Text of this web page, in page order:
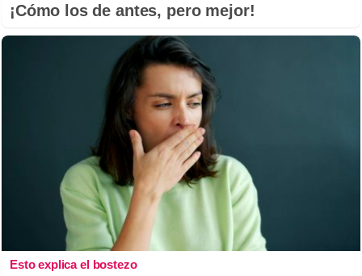
¡Cómo los de antes, pero mejor!
Esto explica el bostezo